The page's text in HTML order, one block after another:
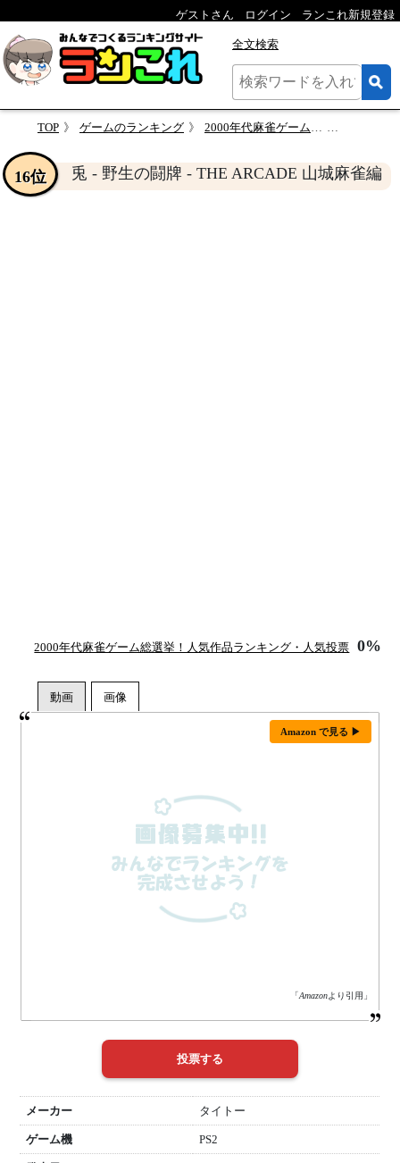
ゲストさん ログイン ランこれ新規登録
全文検索
TOP ゲームのランキング 2000年代麻雀ゲーム総選挙！人気作品ランキング・人気投票
兎 - 野生の闘牌 - THE ARCADE 山城麻雀編
16位
2000年代麻雀ゲーム総選挙！人気作品ランキング・人気投票 0%
Amazon で見る ▶
「Amazonより引用」
メーカー タイトー
ゲーム機 PS2